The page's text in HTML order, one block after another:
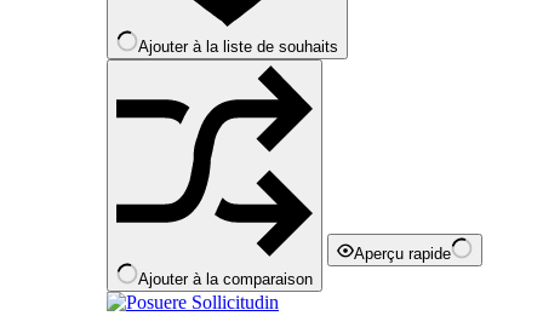
Ajouter à la liste de souhaits
Ajouter à la comparaison
Aperçu rapide